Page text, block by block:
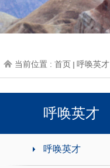
师资力量
学院院刊
当前位置 : 首页 呼唤英才
呼唤英才
呼唤英才